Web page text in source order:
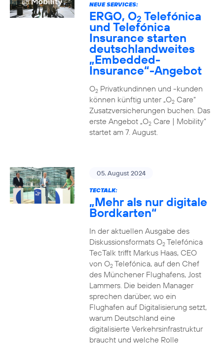
NEUE SERVICES:
ERGO, O2 Telefónica
und Telefónica
Insurance starten
deutschlandweites
„Embedded-
Insurance“-Angebot
O2Privatkundinnen und -kunden
können künftig unter „O2Care“
Zusatzversicherungen buchen. Das
erste Angebot „O2Care | Mobility“
startet am 7. August.
05. August 2024
TECTALK:
„Mehr als nur digitale
Bordkarten“
In der aktuellen Ausgabe des
Diskussionsformats O2Telefónica
TecTalk trifft Markus Haas, CEO
von O2Telefónica, auf den Chef
des Münchener Flughafens, Jost
Lammers. Die beiden Manager
sprechen darüber, wo ein
Flughafen auf Digitalisierung setzt,
warum Deutschland eine
digitalisierte Verkehrsinfrastruktur
braucht und welche Rolle